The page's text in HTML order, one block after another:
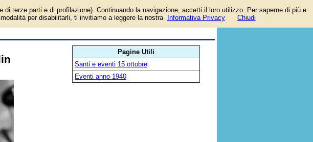
85 anni fa. «Mi dispiace,
nessuno....
Pagine Utili
Santi e eventi 15 ottobre
Eventi anno 1940
di terze parti e di profilazione). Continuando la navigazione, accetti il loro utilizzo. Per saperne di più e
per disabilitarli, ti invitiamo a leggere la nostra
Informativa Privacy Chiudi